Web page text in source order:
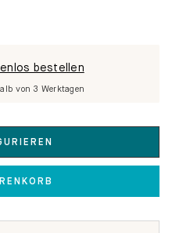
bestellen
von 3 Werktagen